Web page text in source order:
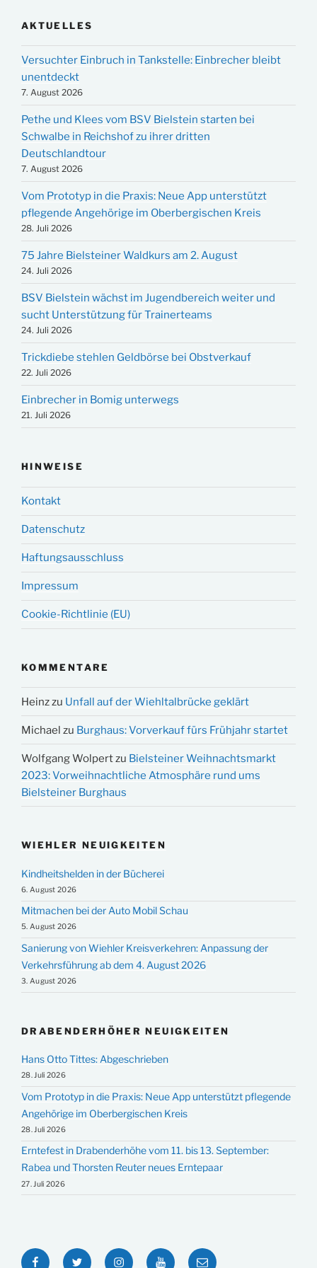
AKTUELLES
Versuchter Einbruch in Tankstelle: Einbrecher bleibt
unentdeckt
7. August 2026
Pethe und Klees vom BSV Bielstein starten bei
Schwalbe in Reichshof zu ihrer dritten
Deutschlandtour
7. August 2026
Vom Prototyp in die Praxis: Neue App unterstützt
pflegende Angehörige im Oberbergischen Kreis
28. Juli 2026
75 Jahre Bielsteiner Waldkurs am 2. August
24. Juli 2026
BSV Bielstein wächst im Jugendbereich weiter und
sucht Unterstützung für Trainerteams
24. Juli 2026
Trickdiebe stehlen Geldbörse bei Obstverkauf
22. Juli 2026
Einbrecher in Bomig unterwegs
21. Juli 2026
HINWEISE
Kontakt
Datenschutz
Haftungsausschluss
Impressum
Cookie-Richtlinie (EU)
KOMMENTARE
Heinzzu Unfall auf der Wiehltalbrücke geklärt
Michael zu Burghaus: Vorverkauf fürs Frühjahr startet
Wolfgang Wolpertzu Bielsteiner Weihnachtsmarkt
2023: Vorweihnachtliche Atmosphäre rund ums
Bielsteiner Burghaus
WIEHLER NEUIGKEITEN
Kindheitshelden in der Bücherei
6. August 2026
Mitmachen bei der Auto Mobil Schau
5. August 2026
Sanierung von Wiehler Kreisverkehren: Anpassung der
Verkehrsführung ab dem 4. August 2026
3. August 2026
DRABENDERHÖHER NEUIGKEITEN
Hans Otto Tittes: Abgeschrieben
28. Juli 2026
Vom Prototyp in die Praxis: Neue App unterstützt pflegende
Angehörige im Oberbergischen Kreis
28. Juli 2026
Erntefest in Drabenderhöhe vom 11. bis 13. September:
Rabea und Thorsten Reuter neues Erntepaar
27. Juli 2026
FacebookTwitter InstagramYouTubeE-